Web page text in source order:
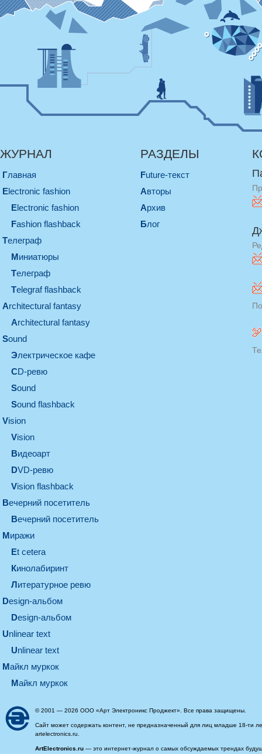
ЖУРНАЛ
Главная
electronic fashion
electronic fashion
Fashion flashback
телеграф
миниатюры
телеграф
Telegraf flashback
architectural fantasy
architectural fantasy
sound
электрическое кафе
CD-ревю
sound
Sound flashback
vision
vision
видеоарт
DVD-ревю
Vision flashback
вечерний посетитель
вечерний посетитель
миражи
et cetera
кинолабиринт
литературное ревю
design-альбом
design-альбом
unlinear text
Unlinear text
майкл муркок
майкл муркок
РАЗДЕЛЫ
Future-текст
Авторы
Архив
Блог
© 2001 — 2026 ООО «Арт Электроникс Проджект». Все права защищены.
Сайт может содержать контент, не предназначенный для лиц младше 18-ти
artelectronics.ru.
ArtElectronics.ru — это интернет-журнал о самых обсуждаемых трендах